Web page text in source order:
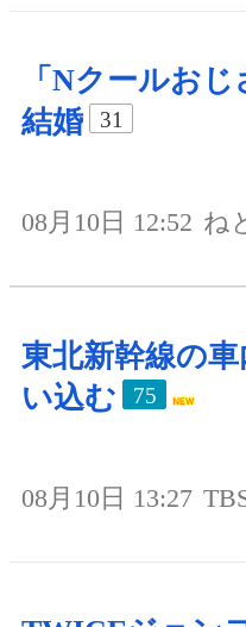
「Nクールお
結婚
31
08月10日 12:52 ね
東北新幹線の
い込む
75
08月10日 13:27